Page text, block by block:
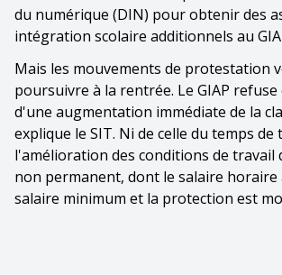
du numérique (DIN) pour obtenir des
intégration scolaire additionnels au
Mais les mouvements de protestation
poursuivre à la rentrée. Le GIAP
d'une augmentation immédiate de la
explique le SIT. Ni de celle du temps de
l'amélioration des conditions de travail
non permanent, dont le salaire horaire
salaire minimum et la protection est